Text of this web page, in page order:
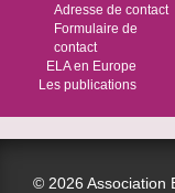
Adresse de contact
Formulaire de
contact
ELA en Europe
Les publications
© 2026 Association